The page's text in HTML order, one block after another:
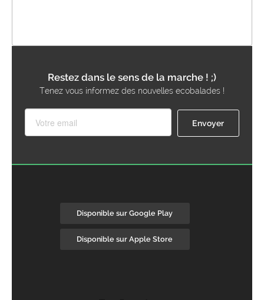
Restez dans le sens de la marche ! ;)
Tenez vous informez des nouvelles ecobalades !
Disponible sur Google Play
Disponible sur Apple Store